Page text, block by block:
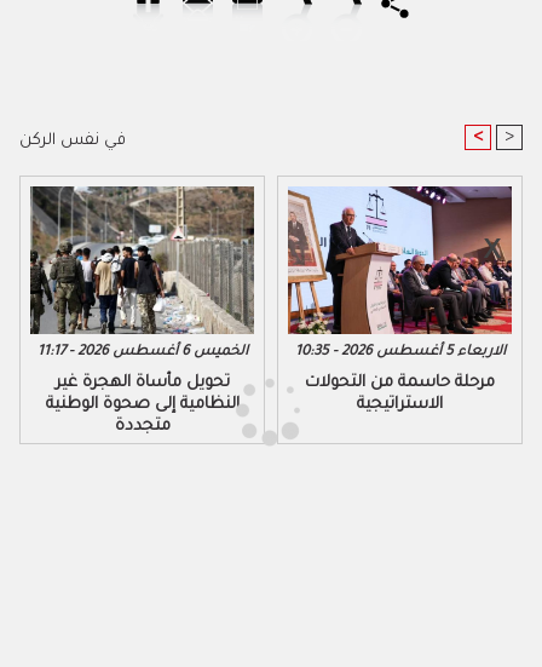
في نفس الركن < >
الخميس 6 أغسطس 2026 - 11:17
تحويل مأساة الهجرة غير
النظامية إلى صحوة الوطنية
متجددة
الاربعاء 5 أغسطس 2026 - 10:35
مرحلة حاسمة من التحولات
الاستراتيجية